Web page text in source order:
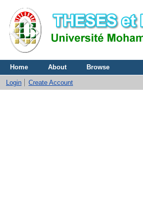
Home About Browse
Login Create Account